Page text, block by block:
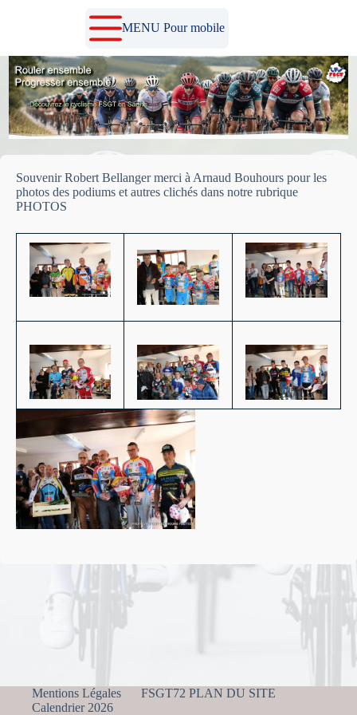
MENU Pour mobile
Souvenir Robert Bellanger merci à Arnaud Bouhours pour les
photos des podiums et autres clichés dans notre rubrique
PHOTOS
Mentions Légales
FSGT72 PLAN DU SITE
Calendrier 2026